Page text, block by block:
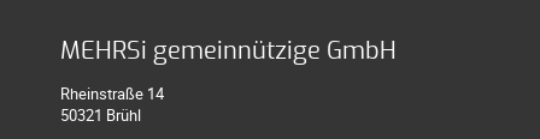
Auszeichnung
MEHRSi gemeinnützige GmbH
Rheinstraße 14
50321 Brühl